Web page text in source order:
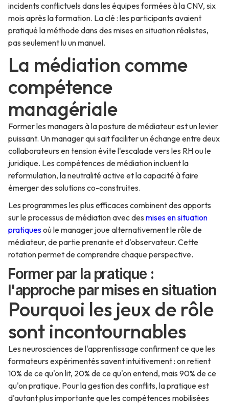
incidents conflictuels dans les équipes formées à la CNV, six
mois après la formation. La clé : les participants avaient
pratiqué la méthode dans des mises en situation réalistes,
pas seulement lu un manuel.
La médiation comme
compétence
managériale
Former les managers à la posture de médiateur est un levier
puissant. Un manager qui sait faciliter un échange entre deux
collaborateurs en tension évite l'escalade vers les RH ou le
juridique. Les compétences de médiation incluent la
reformulation, la neutralité active et la capacité à faire
émerger des solutions co-construites.
Les programmes les plus efficaces combinent des apports
sur le processus de médiation avec des mises en situation
pratiquesoù le manager joue alternativement le rôle de
médiateur, de partie prenante et d'observateur. Cette
rotation permet de comprendre chaque perspective.
Former par la pratique :
l'approche par mises en situation
Pourquoi les jeux de rôle
sont incontournables
Les neurosciences de l'apprentissage confirment ce que les
formateurs expérimentés savent intuitivement : on retient
10% de ce qu'on lit, 20% de ce qu'on entend, mais 90% de ce
qu'on pratique. Pour la gestion des conflits, la pratique est
d'autant plus importante que les compétences mobilisées